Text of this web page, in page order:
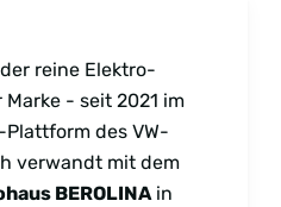
reine Elektro-
- seit 2021 im
des VW-
verwandt mit dem
BEROLINAin